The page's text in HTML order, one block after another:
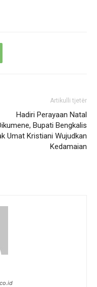
Artikulli tjetër
Hadiri Perayaan Natal
Bupati Bengkalis
Umat Kristiani Wujudkan
Kedamaian